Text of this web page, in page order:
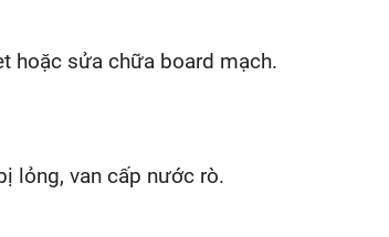
hoặc sửa chữa board mạch.
lỏng, van cấp nước rò.